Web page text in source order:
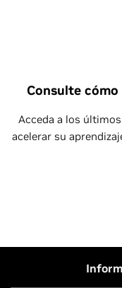
Consulte
Acceda a los
acelerar su